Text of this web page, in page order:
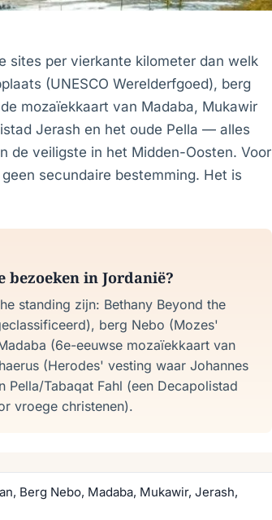
sites per vierkante kilometer dan welk
(UNESCO Werelderfgoed), berg
mozaïekkaart van Madaba, Mukawir
Jerash en het oude Pella — alles
de veiligste in het Midden-Oosten. Voor
secundaire bestemming. Het is
in Jordanië?
standing zijn: Bethany Beyond the
berg Nebo (Mozes'
(6e-eeuwse mozaïekkaart van
(Herodes' vesting waar Johannes
Tabaqat Fahl (een Decapolistad
vroege christenen).
Berg Nebo, Madaba, Mukawir, Jerash,